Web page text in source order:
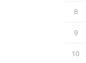
8
9
10